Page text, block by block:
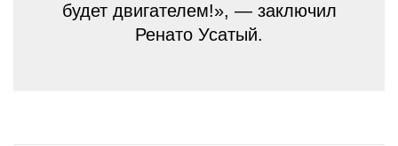
будет двигателем!», — заключил
Ренато Усатый.